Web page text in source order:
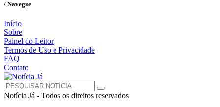
/ Navegue
Início
Sobre
Painel do Leitor
Termos de Uso e Privacidade
FAQ
Contato
Notícia Já - Todos os direitos reservados